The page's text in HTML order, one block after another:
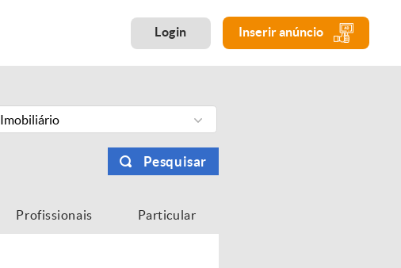
Login Inserir anúncio
Imobiliário
Pesquisar
Profissionais Particular